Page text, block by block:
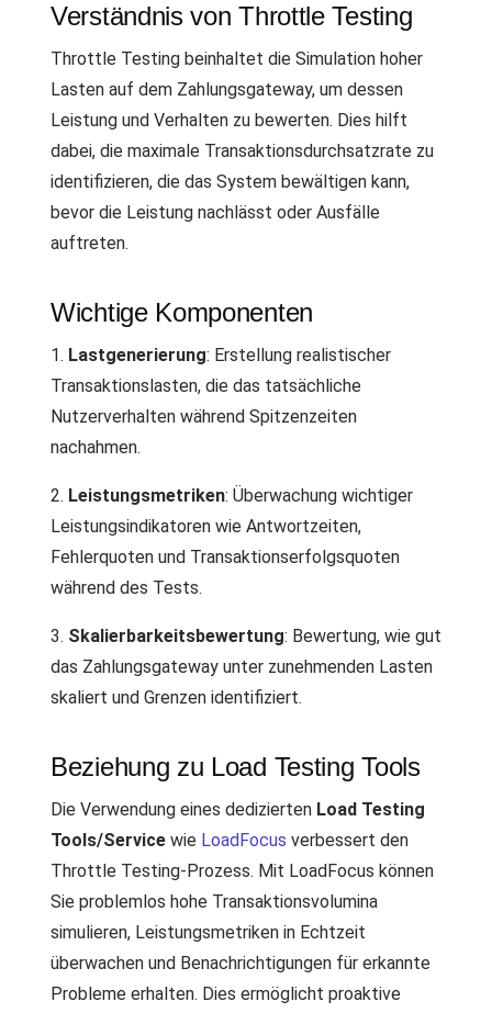
Verständnis von Throttle Testing
Throttle Testing beinhaltet die Simulation hoher
Lasten auf dem Zahlungsgateway, um dessen
Leistung und Verhalten zu bewerten. Dies hilft
dabei, die maximale Transaktionsdurchsatzrate zu
identifizieren, die das System bewältigen kann,
bevor die Leistung nachlässt oder Ausfälle
auftreten.
Wichtige Komponenten
1. Lastgenerierung: Erstellung realistischer
Transaktionslasten, die das tatsächliche
Nutzerverhalten während Spitzenzeiten
nachahmen.
2. Leistungsmetriken: Überwachung wichtiger
Leistungsindikatoren wie Antwortzeiten,
Fehlerquoten und Transaktionserfolgsquoten
während des Tests.
3. Skalierbarkeitsbewertung: Bewertung, wie gut
das Zahlungsgateway unter zunehmenden Lasten
skaliert und Grenzen identifiziert.
Beziehung zu Load Testing Tools
Die Verwendung eines dedizierten Load Testing
Tools/Service wie LoadFocus verbessert den
Throttle Testing-Prozess. Mit LoadFocus können
Sie problemlos hohe Transaktionsvolumina
simulieren, Leistungsmetriken in Echtzeit
überwachen und Benachrichtigungen für erkannte
Probleme erhalten. Dies ermöglicht proaktive